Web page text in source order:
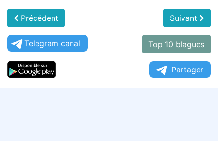
Précédent Suivant
Telegram canal Top 10 blagues
Partager